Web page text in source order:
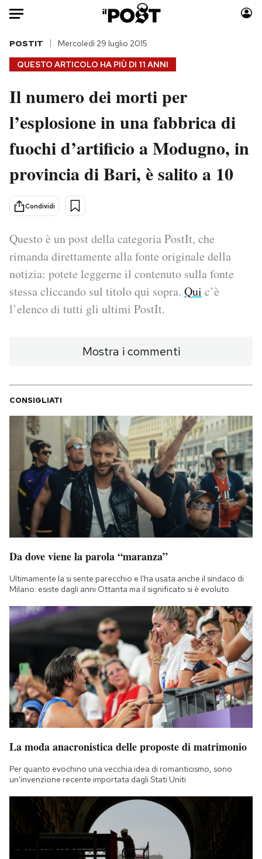
Auto
HOME
Italia
Politica
Tecnologia
Scienza
Cultura
Economia
Sport
Moda
Consumismi
Storie/Idee
Media
Mondiali calcio 2026
PODCAST
SHOP
CALENDARIO
AREA PERSONALE
Area Personale
Newsletter
Notifiche mobile
Hai bisogno di aiuto?
Esci
QUESTO ARTICOLO HA PIÙ DI 11 ANNI
POSTIT Mercoledì 29 luglio 2015
Il numero dei morti per
l’esplosione in una fabbrica di
fuochi d’artificio a Modugno, in
provincia di Bari, è salito a 10
Condividi
Questo è un post della categoria PostIt, che
rimanda direttamente alla fonte originale della
notizia: potete leggerne il contenuto sulla fonte
stessa cliccando sul titolo qui sopra. Qui c’è
l’elenco di tutti gli ultimi PostIt.
Mostra i commenti
CONSIGLIATI
Da dove viene la parola “maranza”
Ultimamente la si sente parecchio e l'ha usata anche il sindaco di
Milano: esiste dagli anni Ottanta ma il significato si è evoluto
La moda anacronistica delle proposte di matrimonio
Per quanto evochino una vecchia idea di romanticismo, sono
un'invenzione recente importata dagli Stati Uniti